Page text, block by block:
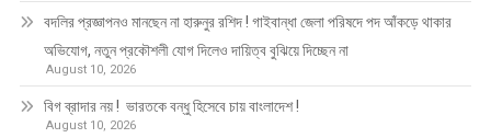
বদলির প্রজ্ঞাপনও মানছেন না হারুনুর রশিদ ! গাইবান্ধা জেলা পরিষদে পদ আঁকড়ে থাকার
অভিযোগ, নতুন প্রকৌশলী যোগ দিলেও দায়িত্ব বুঝিয়ে দিচ্ছেন না
August 10, 2026
বিগ ব্রাদার নয় ! ভারতকে বন্ধু হিসেবে চায় বাংলাদেশ !
August 10, 2026